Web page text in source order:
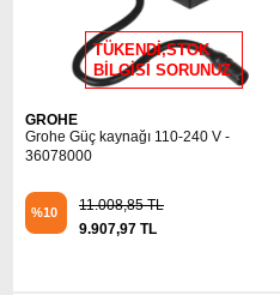
TÜKENDİ,STOK
BİLGİSİ SORUNUZ
GROHE
Grohe Güç kaynağı 110-240 V -
36078000
%10
11.008,85 TL
9.907,97 TL